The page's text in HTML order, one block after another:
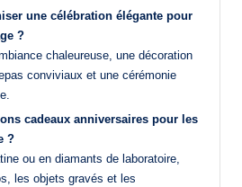
une célébration élégante pour
?
chaleureuse, une décoration
conviviaux et une cérémonie
cadeaux anniversaires pour les
?
ou en diamants de laboratoire,
les objets gravés et les